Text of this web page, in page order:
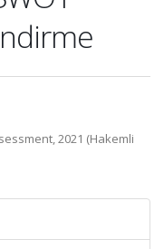
2021 (Hakemli